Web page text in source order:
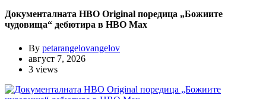
Документалната HBO Original поредица „Божиите
чудовища“ дебютира в HBO Max
By petarangelovangelov
август 7, 2026
3 views